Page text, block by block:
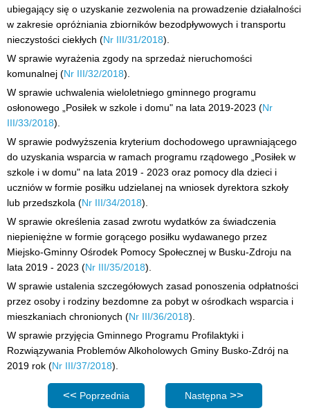
ubiegający się o uzyskanie zezwolenia na prowadzenie działalności
w zakresie opróżniania zbiorników bezodpływowych i transportu
nieczystości ciekłych (Nr III/31/2018).
W sprawie wyrażenia zgody na sprzedaż nieruchomości
komunalnej (Nr III/32/2018).
W sprawie uchwalenia wieloletniego gminnego programu
osłonowego „Posiłek w szkole i domu" na lata 2019-2023 (Nr
III/33/2018).
W sprawie podwyższenia kryterium dochodowego uprawniającego
do uzyskania wsparcia w ramach programu rządowego „Posiłek w
szkole i w domu" na lata 2019 - 2023 oraz pomocy dla dzieci i
uczniów w formie posiłku udzielanej na wniosek dyrektora szkoły
lub przedszkola (Nr III/34/2018).
W sprawie określenia zasad zwrotu wydatków za świadczenia
niepieniężne w formie gorącego posiłku wydawanego przez
Miejsko-Gminny Ośrodek Pomocy Społecznej w Busku-Zdroju na
lata 2019 - 2023 (Nr III/35/2018).
W sprawie ustalenia szczegółowych zasad ponoszenia odpłatności
przez osoby i rodziny bezdomne za pobyt w ośrodkach wsparcia i
mieszkaniach chronionych (Nr III/36/2018).
W sprawie przyjęcia Gminnego Programu Profilaktyki i
Rozwiązywania Problemów Alkoholowych Gminy Busko-Zdrój na
2019 rok (Nr III/37/2018).
Poprzednia strona: Sesja IV - projekty uchwał Rady
Poprzednia Następna strona: Sesja II -
Następna